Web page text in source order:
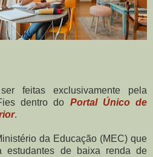
feitas exclusivamente pela
dentro do Portal Único de
.
da Educação (MEC) que
estudantes de baixa renda de